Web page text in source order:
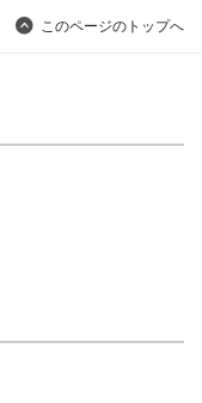
このページのトップへ